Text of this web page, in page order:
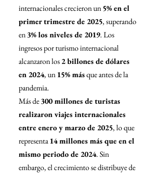
internacionales crecieron un 5% en el
primer trimestre de 2025, superando
en 3% los niveles de 2019. Los
ingresos por turismo internacional
alcanzaron los 2 billones de dólares
en 2024, un 15% más que antes de la
pandemia.
Más de 300 millones de turistas
realizaron viajes internacionales
entre enero y marzo de 2025, lo que
representa 14 millones más que en el
mismo periodo de 2024. Sin
embargo, el crecimiento se distribuye de